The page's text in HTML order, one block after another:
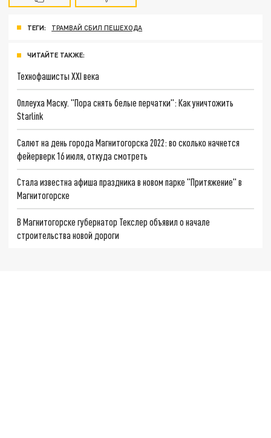
ТЕГИ: ТРАМВАЙ СБИЛ ПЕШЕХОДА
ЧИТАЙТЕ ТАКЖЕ:
Технофашисты XXI века
Оплеуха Маску. "Пора снять белые перчатки": Как уничтожить
Starlink
Салют на день города Магнитогорска 2022: во сколько начнется
фейерверк 16 июля, откуда смотреть
Стала известна афиша праздника в новом парке "Притяжение" в
Магнитогорске
В Магнитогорске губернатор Текслер объявил о начале
строительства новой дороги